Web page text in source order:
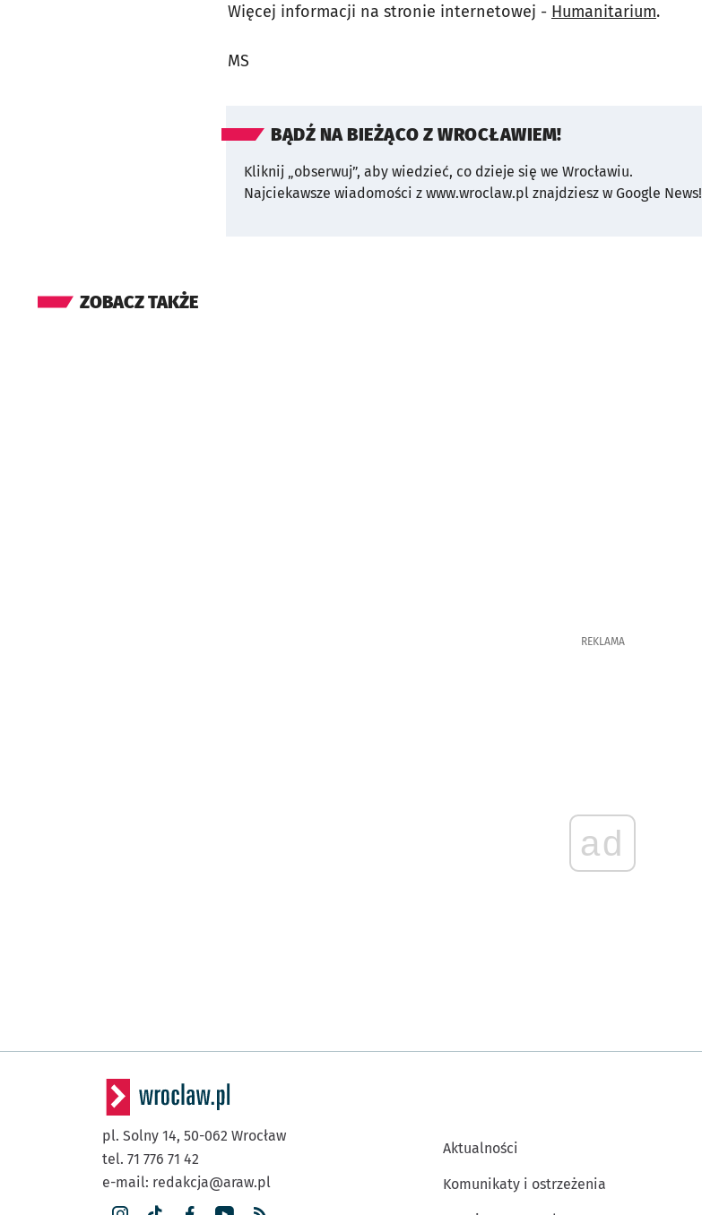
Więcej informacji na stronie internetowej - Humanitarium.
MS
BĄDŹ NA BIEŻĄCO Z WROCŁAWIEM!
Kliknij „obserwuj”, aby wiedzieć, co dzieje się we Wrocławiu.
Najciekawsze wiadomości z www.wroclaw.pl znajdziesz w Google News!
ZOBACZ TAKŻE
REKLAMA
ad
pl. Solny 14, 50-062 Wrocław
tel. 71 776 71 42
e-mail: redakcja@araw.pl
Aktualności
Komunikaty i ostrzeżenia